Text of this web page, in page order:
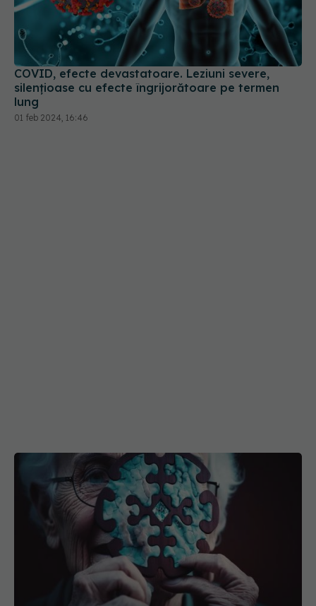
COVID, efecte devastatoare. Leziuni severe,
silențioase cu efecte îngrijorătoare pe termen
lung
01 feb 2024, 16:46
Creierul, afectat dramatic de
pandemia de COVID. Valentin-Veron Toma: Sunt